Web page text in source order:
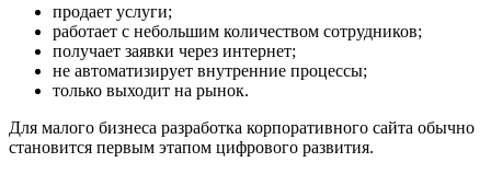
продает услуги;
работает с небольшим количеством сотрудников;
получает заявки через интернет;
не автоматизирует внутренние процессы;
только выходит на рынок.
Для малого бизнеса разработка корпоративного сайта обычно
становится первым этапом цифрового развития.